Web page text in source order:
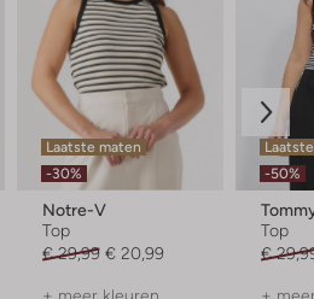
Laatste maten
-30%
Notre-V
Top
€ 29,99 € 20,99
-50%
Top
€